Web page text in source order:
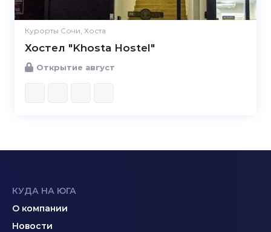
Курорты Сочи, Хоста
Хостел "Khosta Hostel"
Открытие август
КУДА НА ЮГА
О компании
Новости